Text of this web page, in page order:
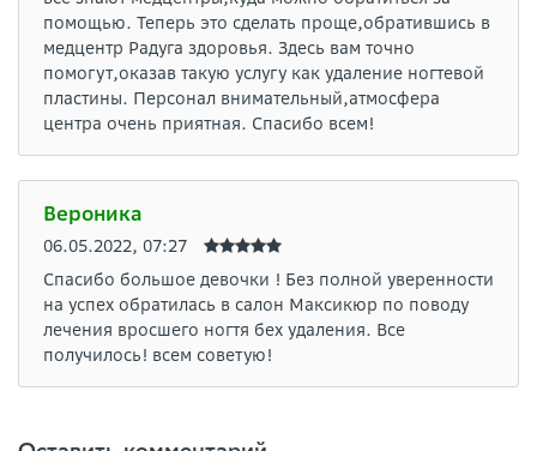
помощью. Теперь это сделать проще,обратившись в
медцентр Радуга здоровья. Здесь вам точно
помогут,оказав такую услугу как удаление ногтевой
пластины. Персонал внимательный,атмосфера
центра очень приятная. Спасибо всем!
Вероника
06.05.2022, 07:27
Спасибо большое девочки ! Без полной уверенности
на успех обратилась в салон Максикюр по поводу
лечения вросшего ногтя бех удаления. Все
получилось! всем советую!